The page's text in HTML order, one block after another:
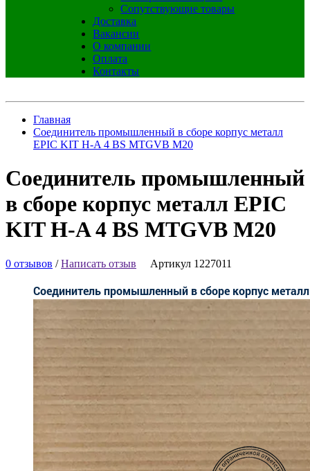
Сопутствующие товары
Доставка
Вакансии
О компании
Оплата
Контакты
Главная
Соединитель промышленный в сборе корпус металл
EPIC KIT H-A 4 BS MTGVB M20
Соединитель промышленный
в сборе корпус металл EPIC
KIT H-A 4 BS MTGVB M20
0 отзывов /Написать отзыв Артикул 1227011